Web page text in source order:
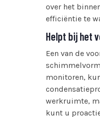
over het
efficiëntie te
Helpt bij het
Een van de
monitoren,
werkruimte,
kunt u